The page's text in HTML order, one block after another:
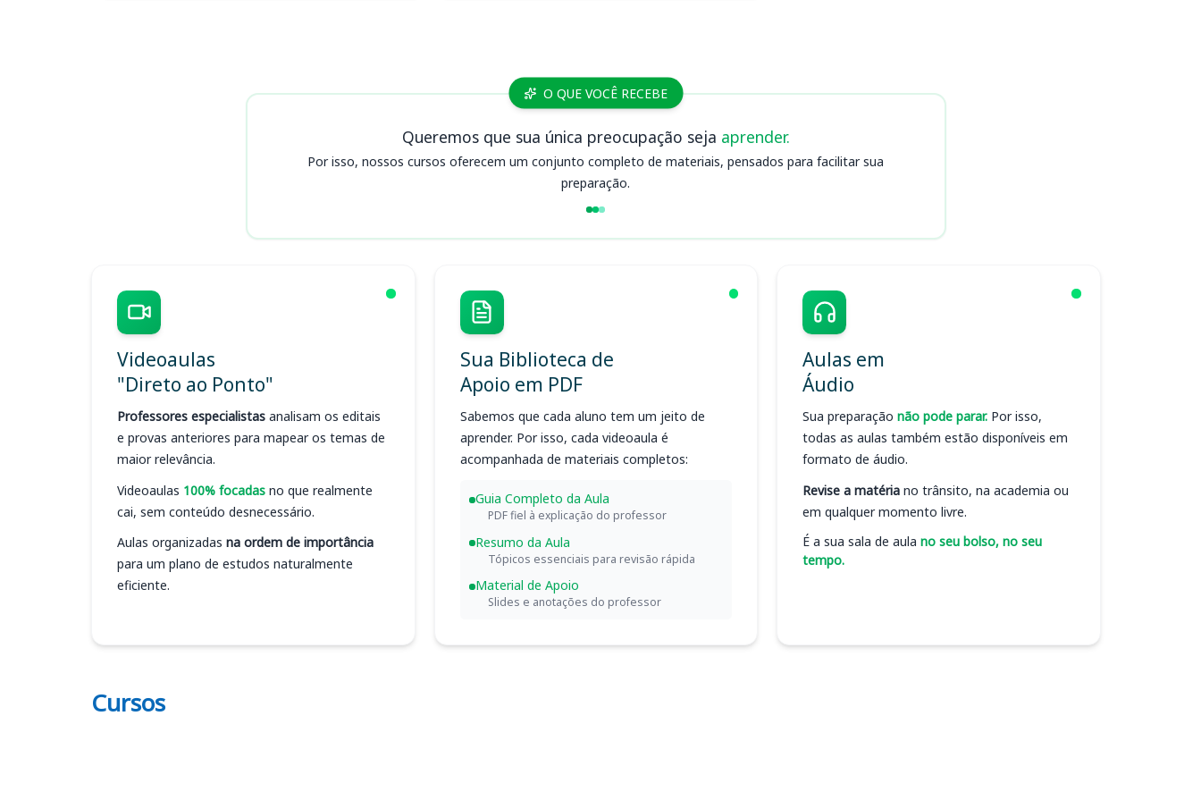
O QUE VOCÊ RECEBE
Queremos que sua única preocupação seja aprender.
Por isso, nossos cursos oferecem um conjunto completo de materiais, pensados para facilitar sua
preparação.
Videoaulas
"Direto ao Ponto"
Professores especialistas analisam os editais
e provas anteriores para mapear os temas de
maior relevância.
Videoaulas 100% focadas no que realmente
cai, sem conteúdo desnecessário.
Aulas organizadas na ordem de importância
para um plano de estudos naturalmente
eficiente.
Sua Biblioteca de
Apoio em PDF
Sabemos que cada aluno tem um jeito de
aprender. Por isso, cada videoaula é
acompanhada de materiais completos:
Guia Completo da Aula
PDF fiel à explicação do professor
Resumo da Aula
Tópicos essenciais para revisão rápida
Material de Apoio
Slides e anotações do professor
Aulas em
Áudio
Sua preparação não pode parar. Por isso,
todas as aulas também estão disponíveis em
formato de áudio.
Revise a matéria no trânsito, na academia ou
em qualquer momento livre.
É a sua sala de aula no seu bolso, no seu
tempo.
Cursos